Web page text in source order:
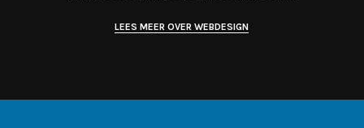
LEES MEER OVER WEBDESIGN